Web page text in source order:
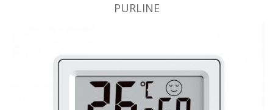
VENTILAÇÃO
TRATAMENTO AÉREO
PURLINE